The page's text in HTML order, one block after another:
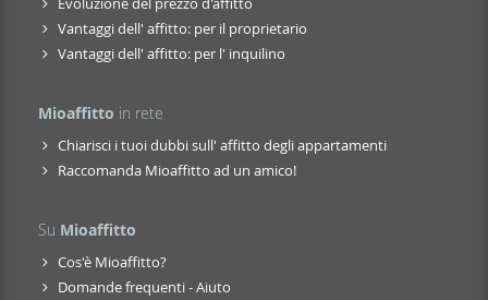
Vantaggi dell' affitto: per il proprietario
Vantaggi dell' affitto: per l' inquilino
Mioaffitto in rete
Chiarisci i tuoi dubbi sull' affitto degli appartamenti
Raccomanda Mioaffitto ad un amico!
Su Mioaffitto
Cos'è Mioaffitto?
Domande frequenti - Aiuto